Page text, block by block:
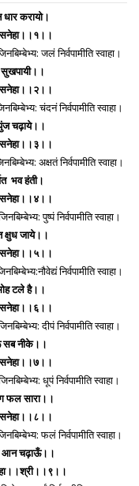
करायो।
सनेहा।।१।।
जलं निर्वपामीति स्वाहा।
सुखपायी।।
सनेहा।।२।।
चंदनं निर्वपामीति स्वाहा।
चढ़ाये।।
सनेहा।।३।।
अक्षतं निर्वपामीति स्वाहा।
भव हंती।
सनेहा।।४।।
पुष्पं निर्वपामीति स्वाहा।
क्षुध जाये।।
सनेहा।।५।।
निर्वपामीति स्वाहा।
टले है।।
सनेहा।।६।।
दीपं निर्वपामीति स्वाहा।
सब नीके।।
सनेहा।।७।।
धूपं निर्वपामीति स्वाहा।
फल सारा।।
सनेहा।।८।।
फलं निर्वपामीति स्वाहा।
आन चढ़ाऊँ।।